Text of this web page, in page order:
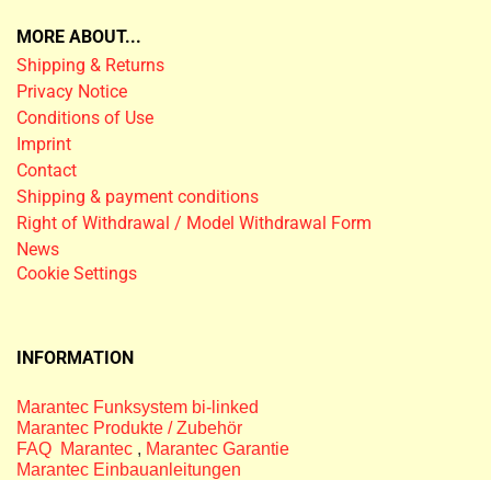
MORE ABOUT...
Shipping & Returns
Privacy Notice
Conditions of Use
Imprint
Contact
Shipping & payment conditions
Right of Withdrawal / Model Withdrawal Form
News
Cookie Settings
INFORMATION
Marantec Funksystem bi-linked
Marantec Produkte / Zubehör
FAQ Marantec , Marantec Garantie
Marantec Einbauanleitungen